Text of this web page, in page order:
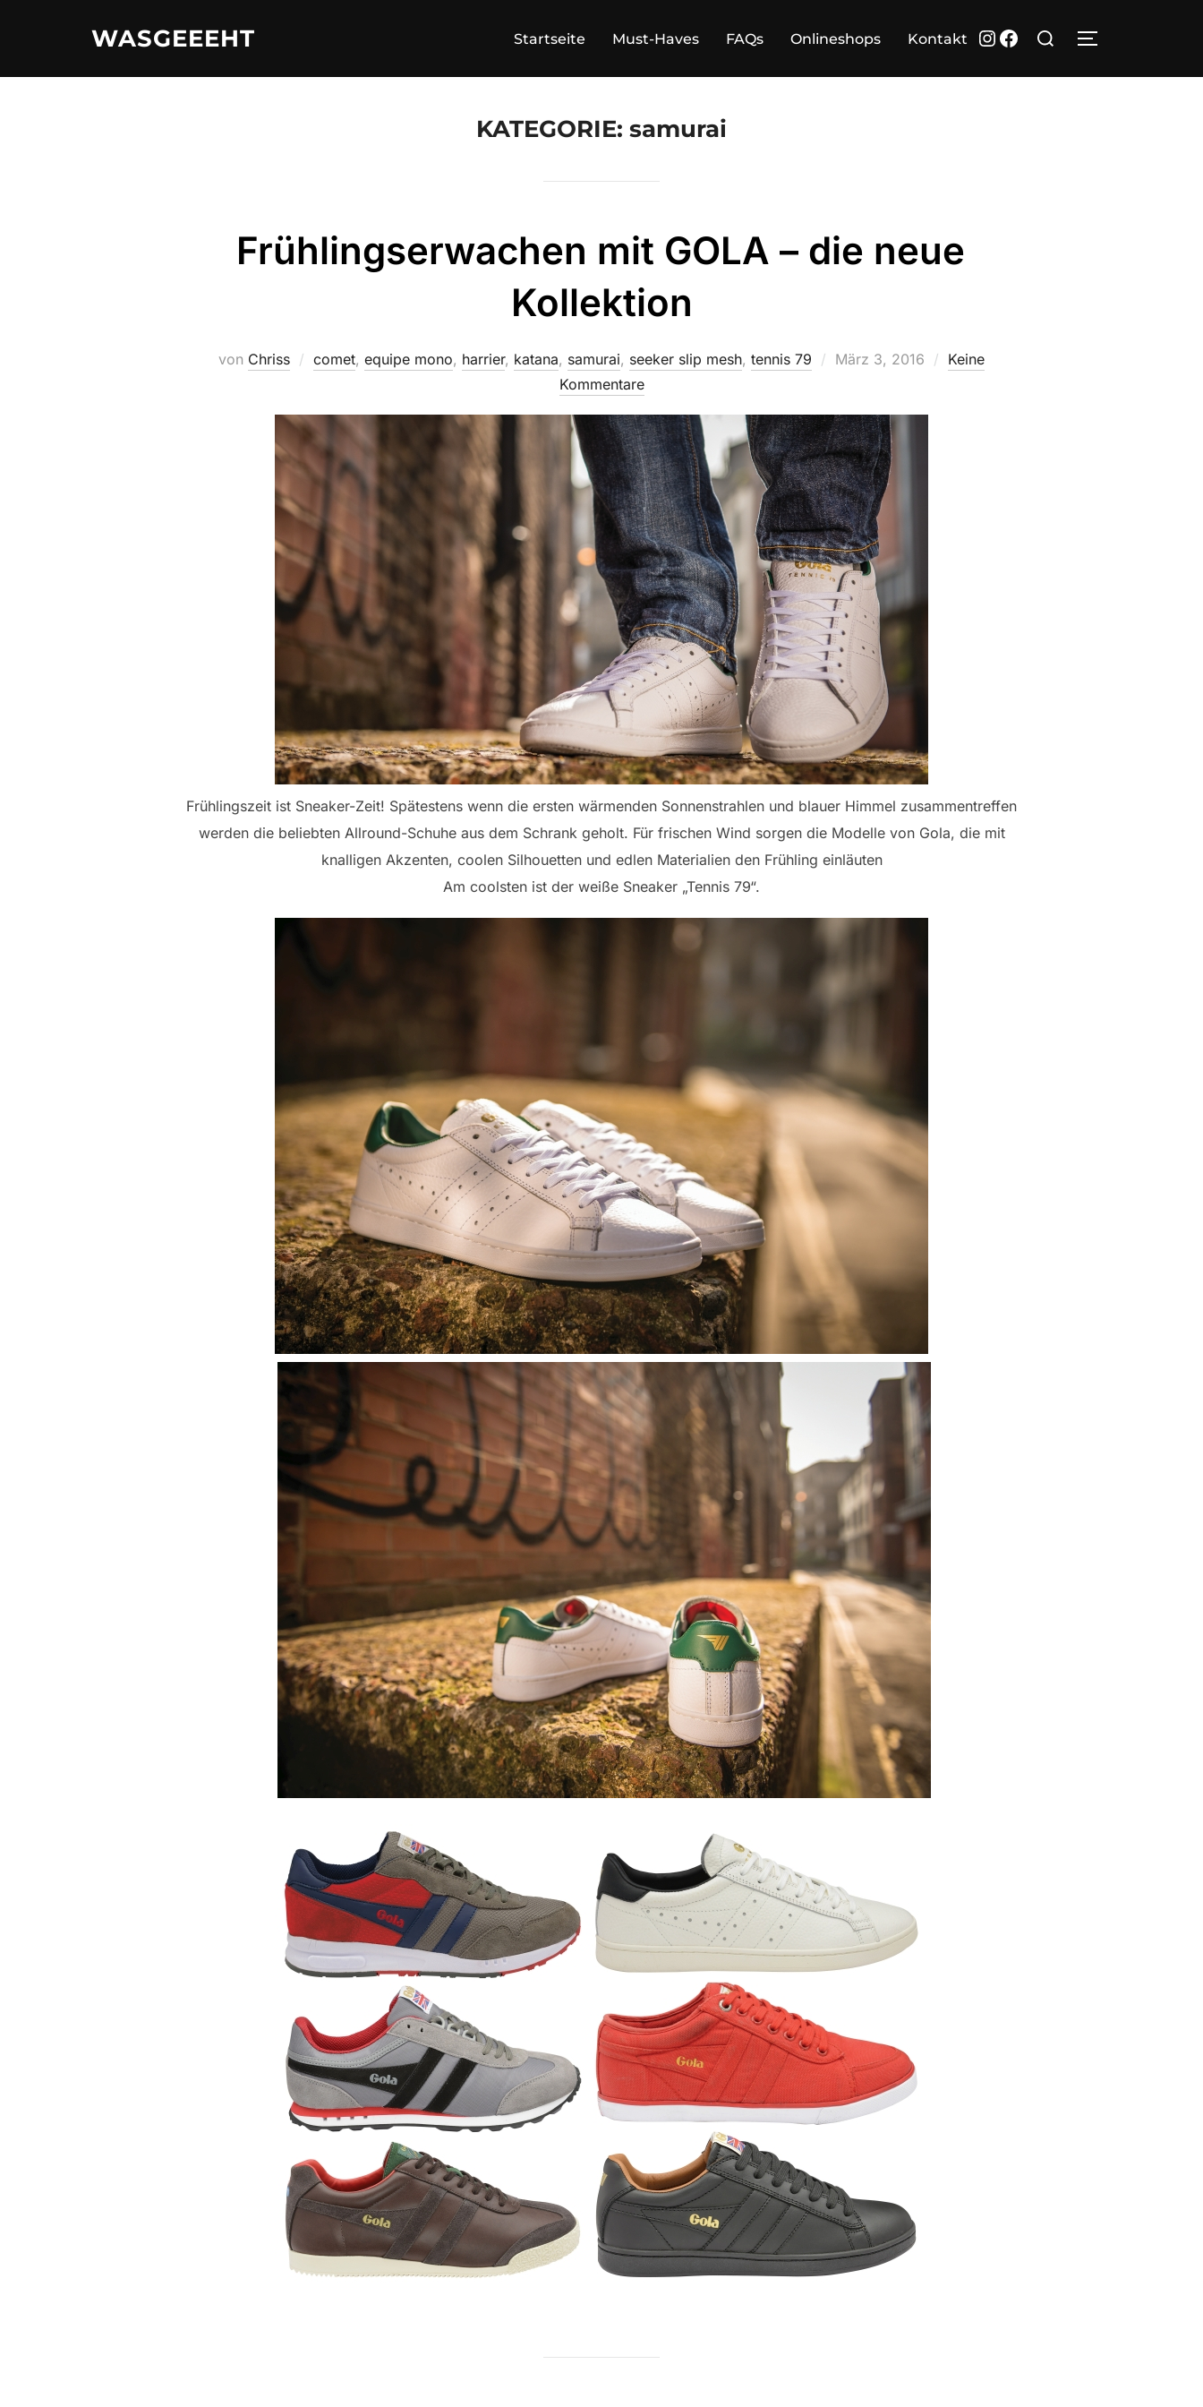
WASGEEEHT Startseite Must-Haves FAQs Onlineshops Kontakt Instagram
Facebook
Suchen
KATEGORIE: samurai
Frühlingserwachen mit GOLA – die neue
Kollektion
von Chriss comet, equipe mono, harrier, katana, samurai, seeker slip mesh, tennis 79
Veröffentlicht
März 3, 2016
Keine
Kommentare
Frühlingszeit ist Sneaker-Zeit! Spätestens wenn die ersten wärmenden Sonnenstrahlen und blauer Himmel zusammentreffen
werden die beliebten Allround-Schuhe aus dem Schrank geholt. Für frischen Wind sorgen die Modelle von Gola, die mit
knalligen Akzenten, coolen Silhouetten und edlen Materialien den Frühling einläuten
Am coolsten ist der weiße Sneaker „Tennis 79“.